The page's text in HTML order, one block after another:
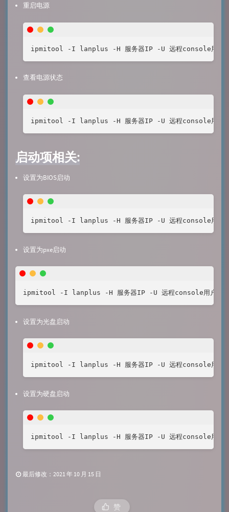
重启电源
ipmitool -I lanplus -H 服务器IP -U 远程console用户
查看电源状态
ipmitool -I lanplus -H 服务器IP -U 远程console用户
启动项相关:
设置为BIOS启动
ipmitool -I lanplus -H 服务器IP -U 远程console用
设置为pxe启动
ipmitool -I lanplus -H 服务器IP -U 远程console用户 -
设置为光盘启动
ipmitool -I lanplus -H 服务器IP -U 远程console用
设置为硬盘启动
ipmitool -I lanplus -H 服务器IP -U 远程console用
最后修改：2021 年 10 月 15 日
赞